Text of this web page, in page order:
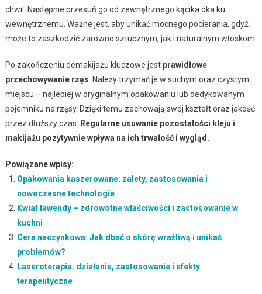
chwil. Następnie przesuń go od zewnętrznego kącika oka ku
wewnętrznemu. Ważne jest, aby unikać mocnego pocierania, gdyż
może to zaszkodzić zarówno sztucznym, jak i naturalnym włoskom.
Po zakończeniu demakijażu kluczowe jest prawidłowe
przechowywanie rzęs . Należy trzymać je w suchym oraz czystym
miejscu – najlepiej w oryginalnym opakowaniu lub dedykowanym
pojemniku na rzęsy. Dzięki temu zachowają swój kształt oraz jakość
przez dłuższy czas.
Regularne usuwanie pozostałości kleju i
makijażu pozytywnie wpływa na ich trwałość i wygląd.
Powiązane wpisy:
Opakowania kaszerowane: zalety, zastosowania i
nowoczesne technologie
Kwiat lawendy – zdrowotne właściwości i zastosowanie w
kuchni
Cera naczynkowa: Jak dbać o skórę wrażliwą i unikać
problemów?
Laseroterapia: działanie, zastosowanie i efekty
terapeutyczne